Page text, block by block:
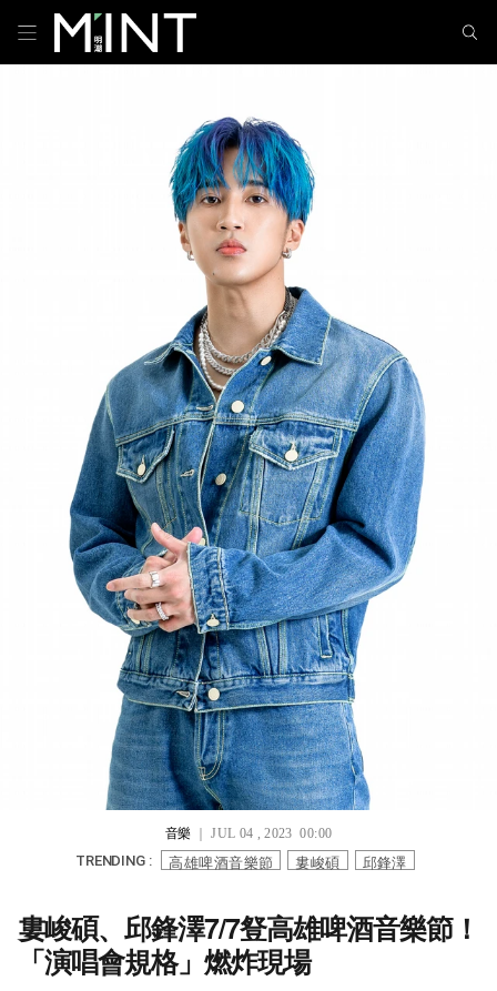
音樂｜ JUL 04 , 2023 00:00
TRENDING : 高雄啤酒音樂節 婁峻碩 邱鋒澤
婁峻碩、邱鋒澤7/7豋高雄啤酒音樂節！
「演唱會規格」燃炸現場